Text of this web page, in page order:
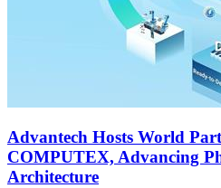
Advantech Hosts World
COMPUTEX, Advancing
Architecture